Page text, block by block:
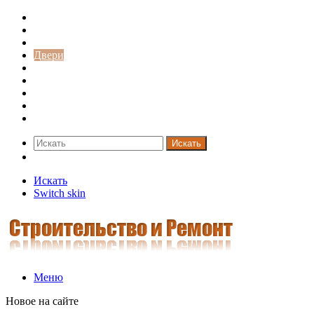
Двери
Искать
Искать
Switch skin
Меню
Новое на сайте